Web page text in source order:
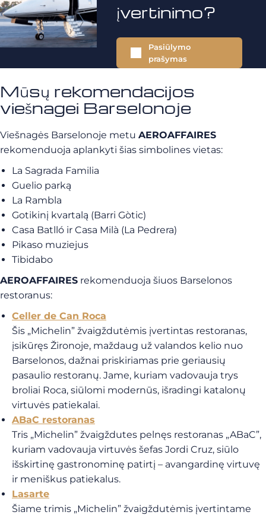
įvertinimo?
Pasiūlymo
prašymas
Mūsų rekomendacijos
viešnagei Barselonoje
Viešnagės Barselonoje metu AEROAFFAIRES
rekomenduoja aplankyti šias simbolines vietas:
La Sagrada Familia
Guelio parką
La Rambla
Gotikinį kvartalą (Barri Gòtic)
Casa Batlló ir Casa Milà (La Pedrera)
Pikaso muziejus
Tibidabo
AEROAFFAIRES rekomenduoja šiuos Barselonos
restoranus:
Celler de Can Roca
Šis „Michelin” žvaigždutėmis įvertintas restoranas,
įsikūręs Žironoje, maždaug už valandos kelio nuo
Barselonos, dažnai priskiriamas prie geriausių
pasaulio restoranų. Jame, kuriam vadovauja trys
broliai Roca, siūlomi modernūs, išradingi katalonų
virtuvės patiekalai.
ABaC restoranas
Tris „Michelin” žvaigždutes pelnęs restoranas „ABaC”,
kuriam vadovauja virtuvės šefas Jordi Cruz, siūlo
išskirtinę gastronominę patirtį – avangardinę virtuvę
ir meniškus patiekalus.
Lasarte
Šiame trimis „Michelin” žvaigždutėmis įvertintame